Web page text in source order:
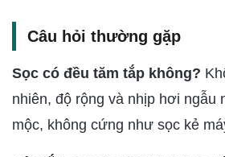
Câu hỏi thường gặp
Sọc có đều tăm tắp không?
nhiên, độ rộng và nhịp hơi ngẫu
mộc, không cứng như sọc kẻ